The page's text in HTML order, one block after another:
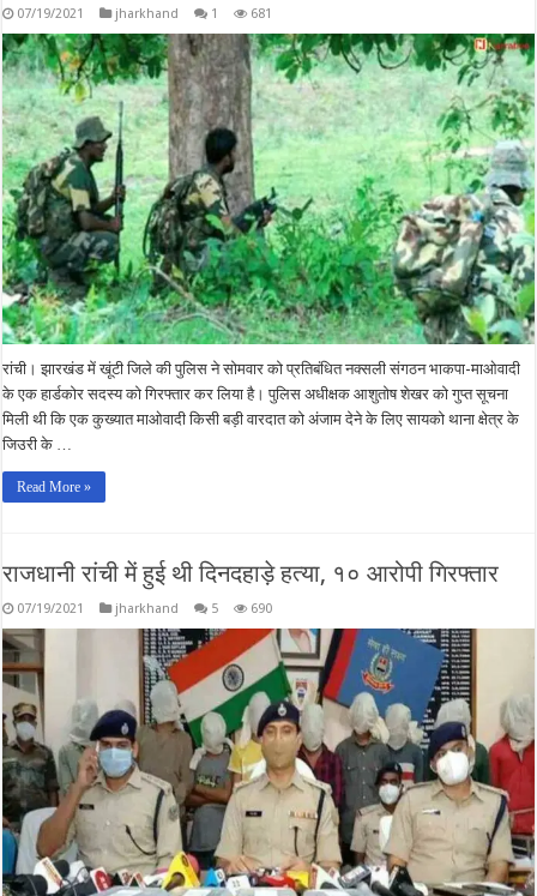
07/19/2021 jharkhand 1 681
रांची। झारखंड में खूंटी जिले की पुलिस ने सोमवार को प्रतिबंधित नक्सली संगठन भाकपा-माओवादी
के एक हार्डकोर सदस्य को गिरफ्तार कर लिया है। पुलिस अधीक्षक आशुतोष शेखर को गुप्त सूचना
मिली थी कि एक कुख्यात माओवादी किसी बड़ी वारदात को अंजाम देने के लिए सायको थाना क्षेत्र के
जिउरी के …
Read More »
राजधानी रांची में हुई थी दिनदहाड़े हत्या, १० आरोपी गिरफ्तार
07/19/2021 jharkhand 5 690